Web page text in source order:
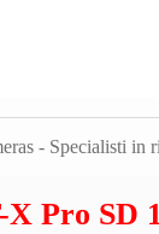
X Pro SD